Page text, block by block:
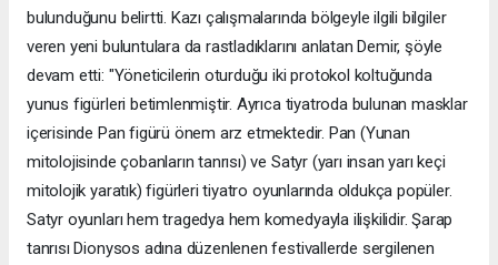
bulunduğunu belirtti. Kazı çalışmalarında bölgeyle ilgili bilgiler
veren yeni buluntulara da rastladıklarını anlatan Demir, şöyle
devam etti: "Yöneticilerin oturduğu iki protokol koltuğunda
yunus figürleri betimlenmiştir. Ayrıca tiyatroda bulunan masklar
içerisinde Pan figürü önem arz etmektedir. Pan (Yunan
mitolojisinde çobanların tanrısı) ve Satyr (yarı insan yarı keçi
mitolojik yaratık) figürleri tiyatro oyunlarında oldukça popüler.
Satyr oyunları hem tragedya hem komedyayla ilişkilidir. Şarap
tanrısı Dionysos adına düzenlenen festivallerde sergilenen